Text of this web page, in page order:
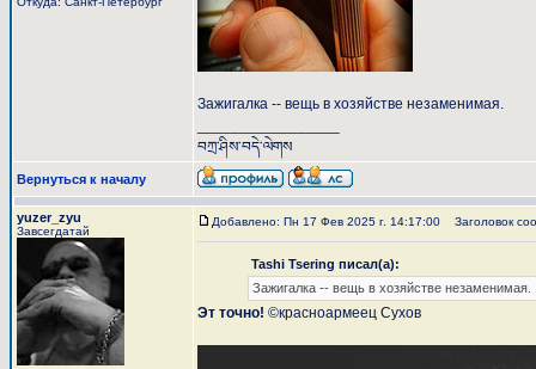
Зажигалка -- вещь в хозяйстве незаменимая.
བཀྲ་ཤིས་བདེ་ལེགས
Вернуться к началу
yuzer_zyu
Завсегдатай
Добавлено: Пн 17 Фев 2025 г. 14:17:00 Заголовок
Tashi Tsering писал(а):
Зажигалка -- вещь в хозяйстве незаменимая.
Эт точно! ©красноармеец Сухов